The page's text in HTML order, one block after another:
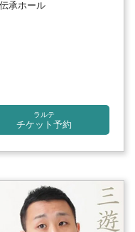
承ホール
ラルテ
チケット予約